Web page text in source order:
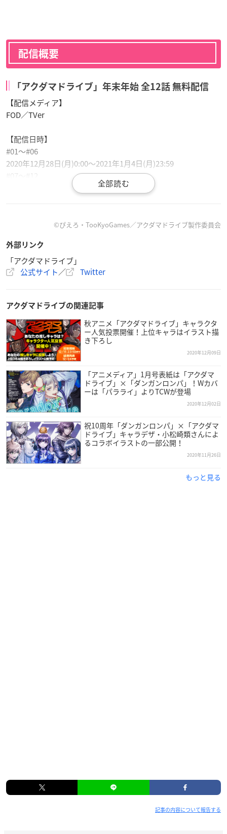
配信概要
「アクダマドライブ」年末年始 全12話 無料配信
【配信メディア】
FOD／TVer
【配信日時】
#01～#06
2020年12月28日(月)0:00～2021年1月4日(月)23:59
2021年1月5日(火)0:00～1月11日(月)23:59
FOD＆TVerにて『
料配信決定🎊
己の生き方を貫く犯罪者“アクダマ”たちが暴れ回る「全・
#01～#06：12/28(月)0:00～1/4(月)23:59
#07～#12：1/5(火)0:00～1/11(月)23:59https://t.co/PUA60
RSPThpic.twitter.com/upZk3GWWXp
— TVアニメ『アクダマドライブ
ecember 24, 2020
©ぴえろ・TooKyoGames／アクダマドライブ製作委員会
外部リンク
「アクダマドライブ」
公式サイト／ Twitter
アクダマドライブの関連記事
秋アニメ「アクダマドライブ」キャラクタ
ー人気投票開催！上位キャラはイラスト描
き下ろし
2020年12月09日
「アニメディア」1月号表紙は「アクダマ
ドライブ」×「ダンガンロンパ」！Wカバ
ーは「パラライ」よりTCWが登場
2020年12月02日
祝10周年「ダンガンロンパ」×「アクダマ
ドライブ」キャラデザ・小松崎類さんによ
るコラボイラストの一部公開！
2020年11月26日
もっと見る
記事の内容について報告する